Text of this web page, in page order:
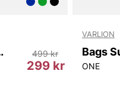
299 kr
499 kr
VARLION
Bags
ONE